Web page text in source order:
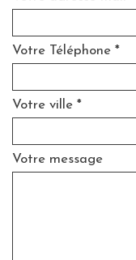
Votre Téléphone *
Votre ville *
Votre message